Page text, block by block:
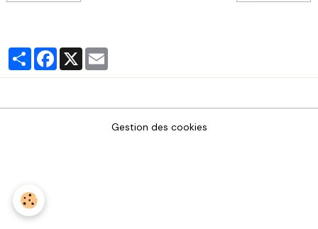
PartagerFacebook
X
Gestion des cookies